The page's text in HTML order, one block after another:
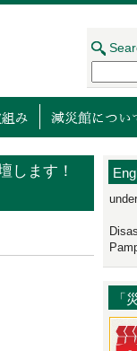
研究プロジェク
します！
「